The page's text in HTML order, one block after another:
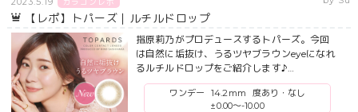
カラコンレポ
【レポ】トパーズ｜ルチルドロップ
指原莉乃がプロデュースするトパーズ。今回
は自然に垢抜け、うるツヤブラウンeyeになれ
るルチルドロップをご紹介します♪…
ワンデー 14.2mm
度あり・なし
±0.00～-10.00